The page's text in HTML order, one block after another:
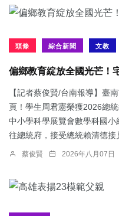
頭條 綜合新聞 文教
偏鄉教育綻放全國光芒！
【記者蔡俊賢/台南報導】臺
頁！學生周君憲榮獲2026總
中小學科學展覽會數學科國
往總統府，接受總統賴清德接
蔡俊賢 2026年八月07日